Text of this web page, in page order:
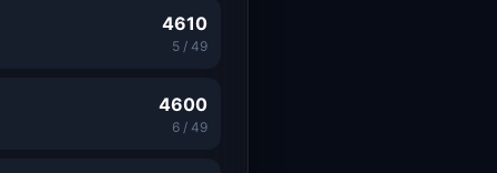
4610
5 / 49
4600
6 / 49